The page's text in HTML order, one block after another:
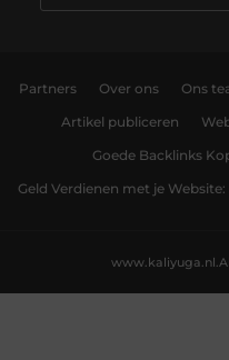
Partners Over ons Ons
Artikel publiceren
Goede Backlinks
Geld Verdienen met je
www.kaliyuga.nl.